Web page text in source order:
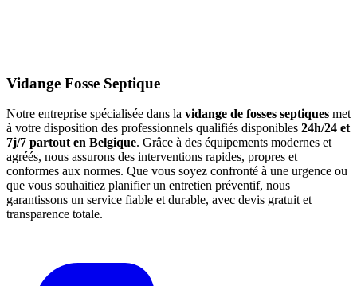
Vidange Fosse Septique
Notre entreprise spécialisée dans la vidange de fosses septiques met
à votre disposition des professionnels qualifiés disponibles 24h/24 et
7j/7 partout en Belgique. Grâce à des équipements modernes et
agréés, nous assurons des interventions rapides, propres et
conformes aux normes. Que vous soyez confronté à une urgence ou
que vous souhaitiez planifier un entretien préventif, nous
garantissons un service fiable et durable, avec devis gratuit et
transparence totale.